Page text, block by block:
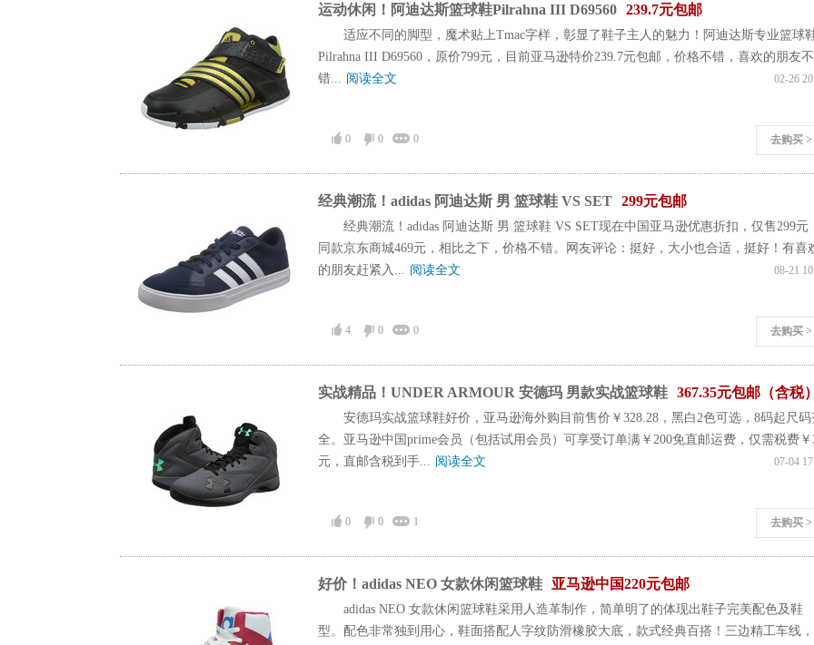
运动休闲！阿迪达斯篮球鞋Pilrahna III D69560 239.7元包邮
适应不同的脚型，魔术贴上Tmac字样，彰显了鞋子主人的魅力！阿迪达斯专业篮球
Pilrahna III D69560，原价799元，目前亚马逊特价239.7元包邮，价格不错，喜欢的朋友
错... 阅读全文 02-26
去购买 >
0 0 0
经典潮流！adidas 阿迪达斯 男 篮球鞋 VS SET 299元包邮
经典潮流！adidas 阿迪达斯 男 篮球鞋 VS SET现在中国亚马逊优惠折扣，仅售299元
同款京东商城469元，相比之下，价格不错。网友评论：挺好，大小也合适，挺好！有喜
的朋友赶紧入... 阅读全文 08-21
去购买 >
4 0 0
实战精品！UNDER ARMOUR 安德玛 男款实战篮球鞋 367.35元包邮（含税）
安德玛实战篮球鞋好价，亚马逊海外购目前售价￥328.28，黑白2色可选，8码起尺码
全。亚马逊中国prime会员（包括试用会员）可享受订单满￥200免直邮运费，仅需税费￥
元，直邮含税到手... 阅读全文 07-04
去购买 >
0 0 1
好价！adidas NEO 女款休闲篮球鞋 亚马逊中国220元包邮
adidas NEO 女款休闲篮球鞋采用人造革制作，简单明了的体现出鞋子完美配色及鞋
型。配色非常独到用心，鞋面搭配人字纹防滑橡胶大底，款式经典百搭！三边精工车线